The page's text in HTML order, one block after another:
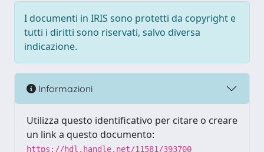
I documenti in IRIS sono protetti da copyright e
tutti i diritti sono riservati, salvo diversa
indicazione.
Informazioni
Utilizza questo identificativo per citare o creare
un link a questo documento:
https://hdl.handle.net/11581/393700